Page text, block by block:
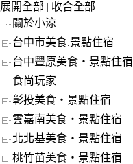
展開全部 | 收合全部
關於小涼
台中市美食.景點住宿
台中豐原美食‧景點住宿
食尚玩家
彰投美食‧景點住宿
雲嘉南美食‧景點住宿
北北基美食‧景點住宿
桃竹苗美食‧景點住宿